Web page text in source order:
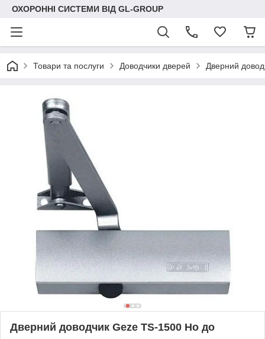
ОХОРОННІ СИСТЕМИ ВІД GL-GROUP
Товари та послуги Доводчики дверей Дверний
Дверний доводчик Geze TS-1500 Ho до